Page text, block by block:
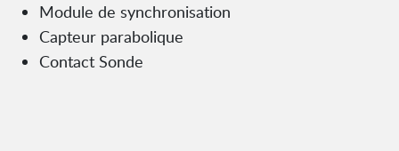
Module de synchronisation
Capteur parabolique
Contact Sonde